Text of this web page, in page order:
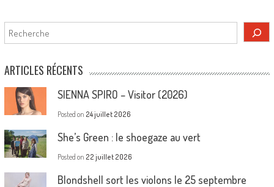
Rechercher
ARTICLES RÉCENTS
SIENNA SPIRO – Visitor (2026)
Posted on 24 juillet 2026
She’s Green : le shoegaze au vert
Posted on 22 juillet 2026
Blondshell sort les violons le 25 septembre